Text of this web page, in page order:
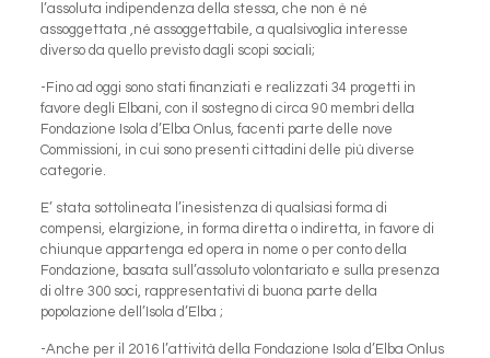
l’assoluta indipendenza della stessa, che non è né
assoggettata ,né assoggettabile, a qualsivoglia interesse
diverso da quello previsto dagli scopi sociali;
-Fino ad oggi sono stati finanziati e realizzati 34 progetti in
favore degli Elbani, con il sostegno di circa 90 membri della
Fondazione Isola d’Elba Onlus, facenti parte delle nove
Commissioni, in cui sono presenti cittadini delle più diverse
categorie.
E’ stata sottolineata l’inesistenza di qualsiasi forma di
compensi, elargizione, in forma diretta o indiretta, in favore di
chiunque appartenga ed opera in nome o per conto della
Fondazione, basata sull’assoluto volontariato e sulla presenza
di oltre 300 soci, rappresentativi di buona parte della
popolazione dell’Isola d’Elba ;
-Anche per il 2016 l’attività della Fondazione Isola d’Elba Onlus